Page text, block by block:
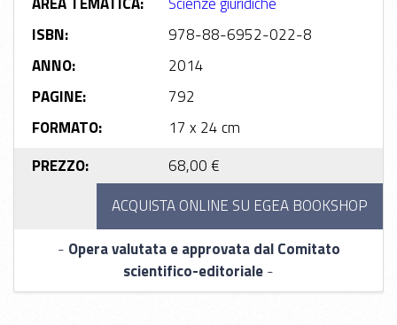
ISBN:
978-88-6952-022-8
ANNO:
2014
PAGINE:
792
FORMATO:
17 x 24 cm
PREZZO:
68,00 €
- Opera valutata e approvata dal Comitato
scientifico-editoriale-